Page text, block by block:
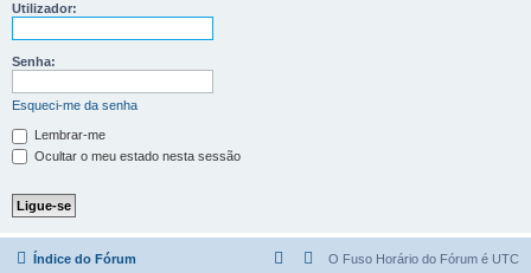
Utilizador:
Senha:
Esqueci-me da senha
Lembrar-me
Ocultar o meu estado nesta sessão
Índice do Fórum O Fuso Horário do Fórum é UTC